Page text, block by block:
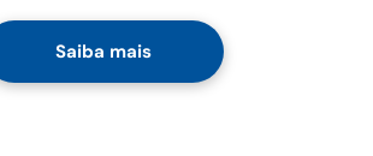
Saiba mais